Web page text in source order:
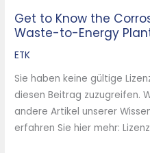
Wärmestromdichte
Get to Know the
Waste-to-Energy
ETK
Sie haben keine gültige
diesen Beitrag zuzugreifen.
andere Artikel unserer
erfahren Sie hier mehr:
Get
to
Know
Corrosion
Mechanisms
in
Waste-